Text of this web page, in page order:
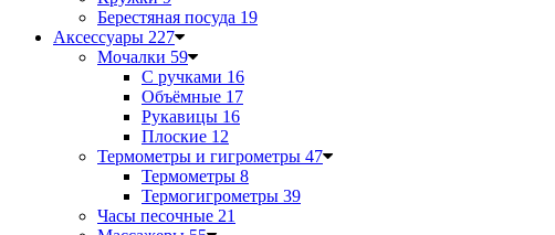
Берестяная посуда 19
Аксессуары 227
Мочалки 59
С ручками 16
Объёмные 17
Рукавицы 16
Плоские 12
Термометры и гигрометры 47
Термометры 8
Термогигрометры 39
Часы песочные 21